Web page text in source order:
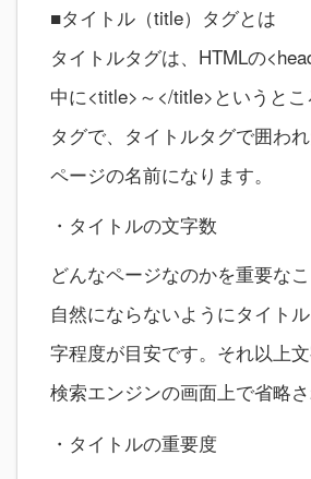
■タイトル（title）タグとは
タイトルタグは、HTMLの
中に<title>～</title>というと
タグで、タイトルタグで囲わ
ページの名前になります。
・タイトルの文字数
どんなページなのかを重要な
自然にならないようにタイト
字程度が目安です。それ以上
検索エンジンの画面上で省略さ
・タイトルの重要度